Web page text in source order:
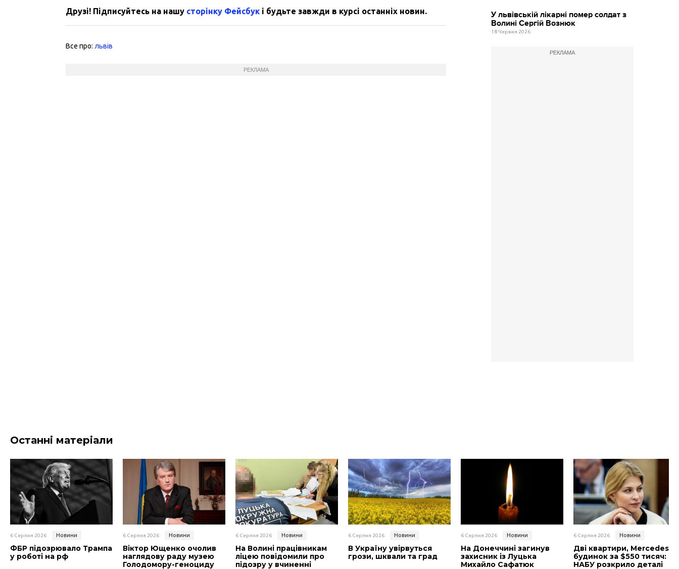
Друзі! Підписуйтесь на нашу сторінку Фейсбук і будьте завжди в курсі останніх новин.
Все про: львів
РЕКЛАМА
У львівській лікарні помер солдат з
Волині Сергій Вознюк
18 Червня 2026
РЕКЛАМА
Останні матеріали
6 Серпня 2026 Новини
ФБР підозрювало Трампа
у роботі на рф
6 Серпня 2026 Новини
Віктор Ющенко очолив
наглядову раду музею
Голодомору-геноциду
6 Серпня 2026 Новини
На Волині працівникам
ліцею повідомили про
підозру у вчиненні
6 Серпня 2026 Новини
В Україну увірвуться
грози, шквали та град
6 Серпня 2026 Новини
На Донеччині загинув
захисник із Луцька
Михайло Сафатюк
6 Серпня 2026 Новини
Дві квартири, Mercedes і
будинок за $550 тисяч:
НАБУ розкрило деталі